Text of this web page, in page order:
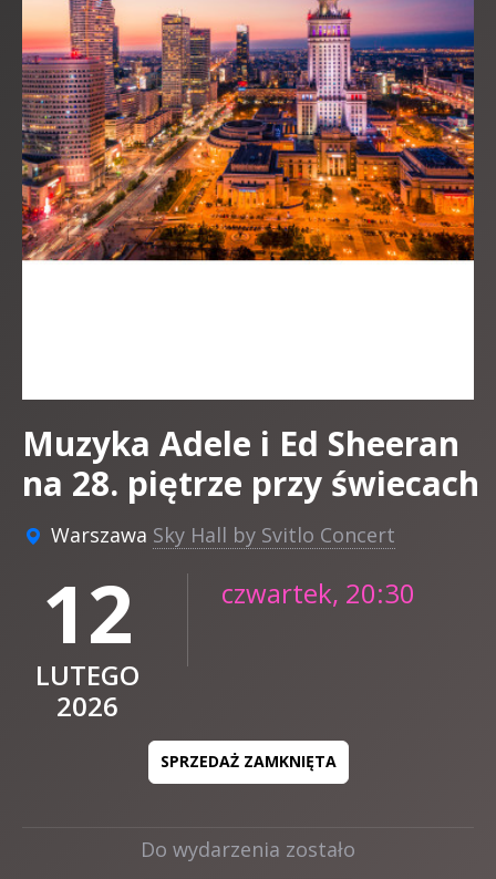
Do wydarzenia zostało
Muzyka Adele i Ed Sheeran
na 28. piętrze przy świecach
Warszawa Sky Hall by Svitlo Concert
12
LUTEGO
2026
czwartek, 20:30
SPRZEDAŻ ZAMKNIĘTA